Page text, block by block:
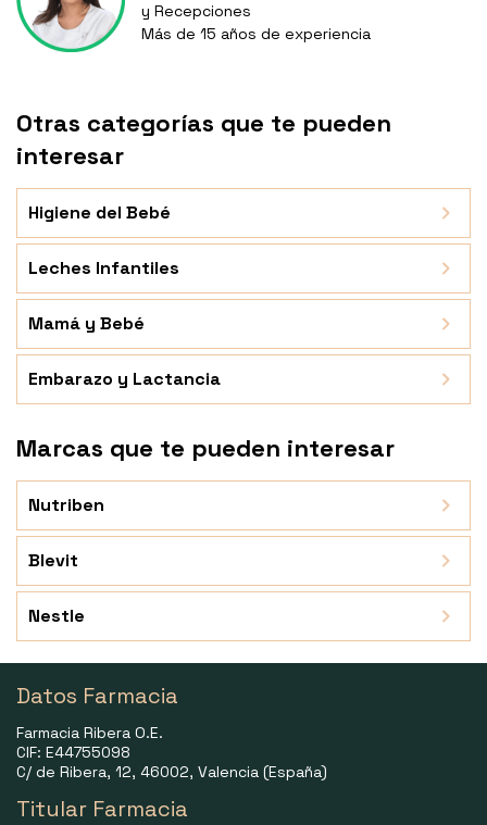
y Recepciones
Más de 15 años de experiencia
Otras categorías que te pueden
interesar
Higiene del Bebé
Leches Infantiles
Mamá y Bebé
Embarazo y Lactancia
Marcas que te pueden interesar
Nutriben
Blevit
Nestle
Datos Farmacia
Farmacia Ribera O.E.
CIF: E44755098
C/ de Ribera, 12, 46002, Valencia (España)
Titular Farmacia